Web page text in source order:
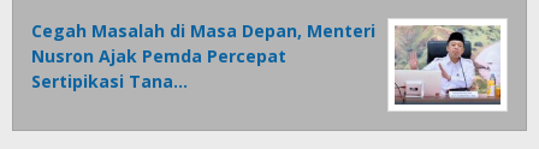
Cegah Masalah di Masa Depan, Menteri
Nusron Ajak Pemda Percepat
Sertipikasi Tana…